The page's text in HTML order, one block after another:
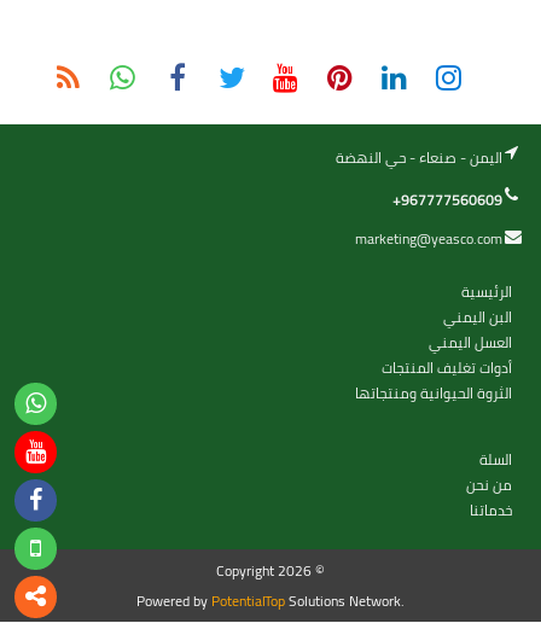
اليمن - صنعاء - حي النهضة
+967777560609
marketing@yeasco.com
الرئيسية
البن اليمني
العسل اليمني
أدوات تغليف المنتجات
الثروة الحيوانية ومنتجاتها
السلة
من نحن
خدماتنا
Copyright 2026 ©
Powered byPotentialTopSolutions Network.